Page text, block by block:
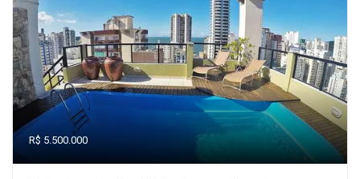
R$ 5.500.000